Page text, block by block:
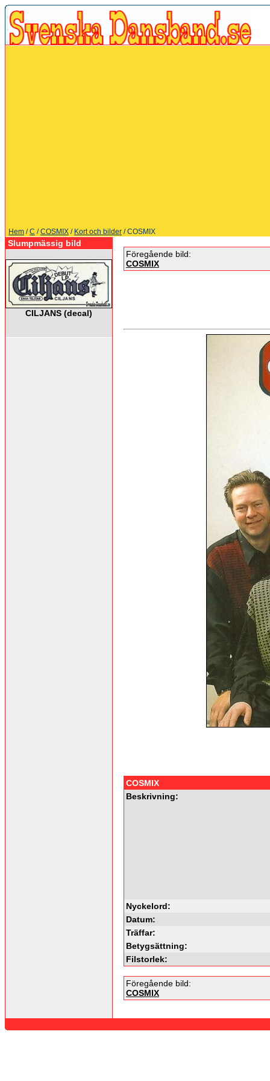
Hem /C /COSMIX / Kort och bilder / COSMIX
Slumpmässig bild
CILJANS (decal)
Föregående bild:
COSMIX
COSMIX
Beskrivning:
Nyckelord:
Datum:
Träffar:
Betygsättning:
Filstorlek:
Föregående bild:
COSMIX